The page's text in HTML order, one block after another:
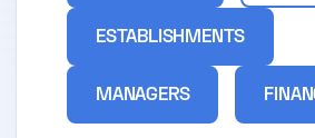
ESTABLISHMENTS
MANAGERS